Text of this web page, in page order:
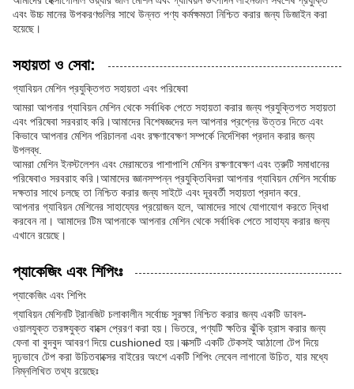
এবং উচ্চ মানের উপকরণগুলির সাথে উন্নত পণ্য কর্মক্ষমতা নিশ্চিত করার জন্য ডিজাইন করা
হয়েছে।
সহায়তা ও সেবা:
গ্যাবিয়ন মেশিন প্রযুক্তিগত সহায়তা এবং পরিষেবা
আমরা আপনার গ্যাবিয়ন মেশিন থেকে সর্বাধিক পেতে সহায়তা করার জন্য প্রযুক্তিগত সহায়তা
এবং পরিষেবা সরবরাহ করি।আমাদের বিশেষজ্ঞদের দল আপনার প্রশ্নের উত্তর দিতে এবং
কিভাবে আপনার মেশিন পরিচালনা এবং রক্ষণাবেক্ষণ সম্পর্কে নির্দেশিকা প্রদান করার জন্য
উপলব্ধ.
আমরা মেশিন ইনস্টলেশন এবং মেরামতের পাশাপাশি মেশিন রক্ষণাবেক্ষণ এবং ত্রুটি সমাধানের
পরিষেবাও সরবরাহ করি।আমাদের জ্ঞানসম্পন্ন প্রযুক্তিবিদরা আপনার গ্যাবিয়ন মেশিন সর্বোচ্চ
দক্ষতার সাথে চলছে তা নিশ্চিত করার জন্য সাইটে এবং দূরবর্তী সহায়তা প্রদান করে.
আপনার গ্যাবিয়ন মেশিনের সাহায্যের প্রয়োজন হলে, আমাদের সাথে যোগাযোগ করতে দ্বিধা
করবেন না। আমাদের টিম আপনাকে আপনার মেশিন থেকে সর্বাধিক পেতে সাহায্য করার জন্য
এখানে রয়েছে।
প্যাকেজিং এবং শিপিংঃ
প্যাকেজিং এবং শিপিং
গ্যাবিয়ন মেশিনটি ট্রানজিট চলাকালীন সর্বোচ্চ সুরক্ষা নিশ্চিত করার জন্য একটি ডাবল-
ওয়ালযুক্ত তরঙ্গযুক্ত বাক্সে প্রেরণ করা হয়। ভিতরে, পণ্যটি ক্ষতির ঝুঁকি হ্রাস করার জন্য
ফেনা বা বুদবুদ আবরণ দিয়ে cushioned হয়।বাক্সটি একটি টেকসই আঠালো টেপ দিয়ে
দৃঢ়ভাবে টেপ করা উচিতবাক্সের বাইরের অংশে একটি শিপিং লেবেল লাগানো উচিত, যার মধ্যে
নিম্নলিখিত তথ্য রয়েছেঃ